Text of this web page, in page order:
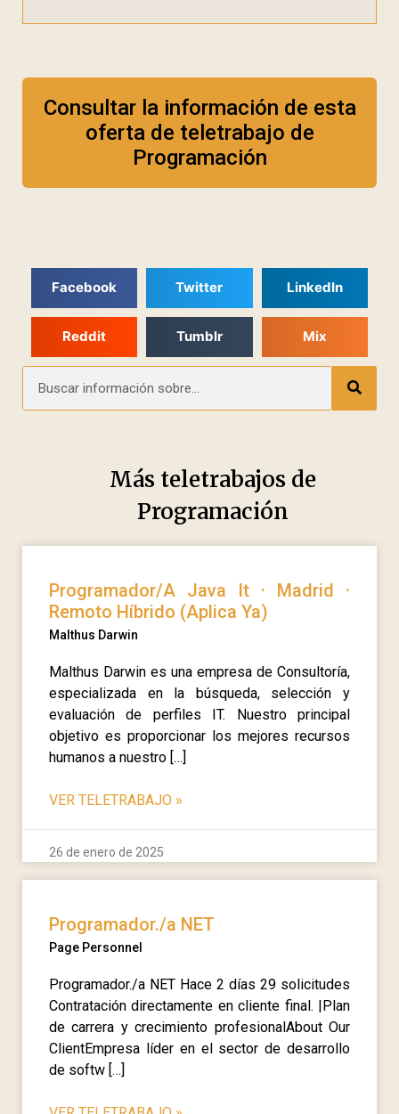
Consultar la información de esta
oferta de teletrabajo de
Programación
Facebook Twitter LinkedIn
Reddit Tumblr Mix
Más teletrabajos de
Programación
Programador/A Java It · Madrid ·
Remoto Híbrido (Aplica Ya)
Malthus Darwin
Malthus Darwin es una empresa de Consultoría,
especializada en la búsqueda, selección y
evaluación de perfiles IT. Nuestro principal
objetivo es proporcionar los mejores recursos
humanos a nuestro […]
VER TELETRABAJO »
26 de enero de 2025
Programador./a NET
Page Personnel
Programador./a NET Hace 2 días 29 solicitudes
Contratación directamente en cliente final. |Plan
de carrera y crecimiento profesionalAbout Our
ClientEmpresa líder en el sector de desarrollo
de softw […]